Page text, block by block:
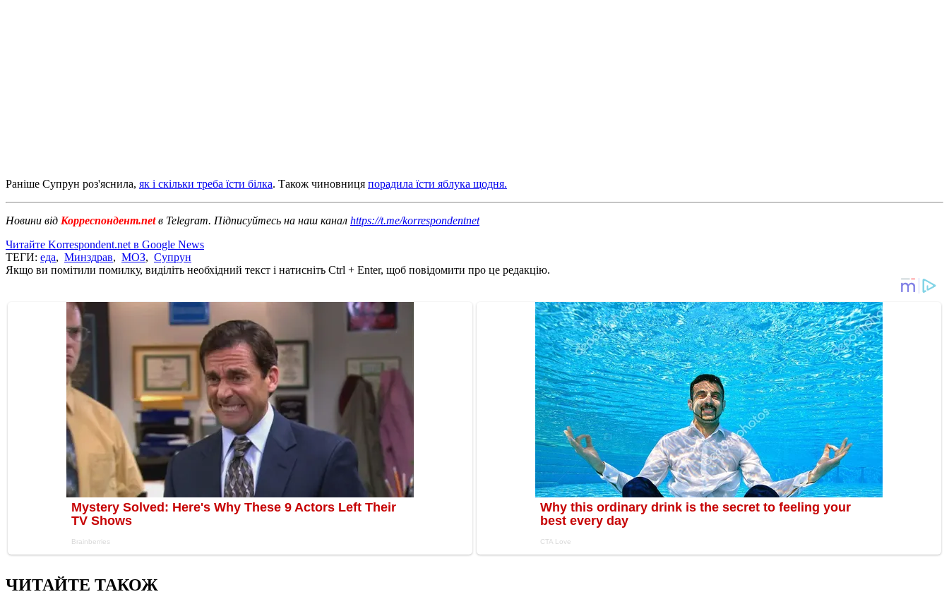
Раніше Супрун роз'яснила, як і скільки треба їсти білка. Також чиновниця порадила їсти яблука щодня.
Новини від Корреспондент.netв Telegram. Підписуйтесь на наш канал https://t.me/korrespondentnet
Читайте Korrespondent.net в Google News
ТЕГИ: еда, Минздрав, МОЗ, Супрун
Якщо ви помітили помилку, виділіть необхідний текст і натисніть Ctrl + Enter, щоб повідомити про це редакцію.
ЧИТАЙТЕ ТАКОЖ